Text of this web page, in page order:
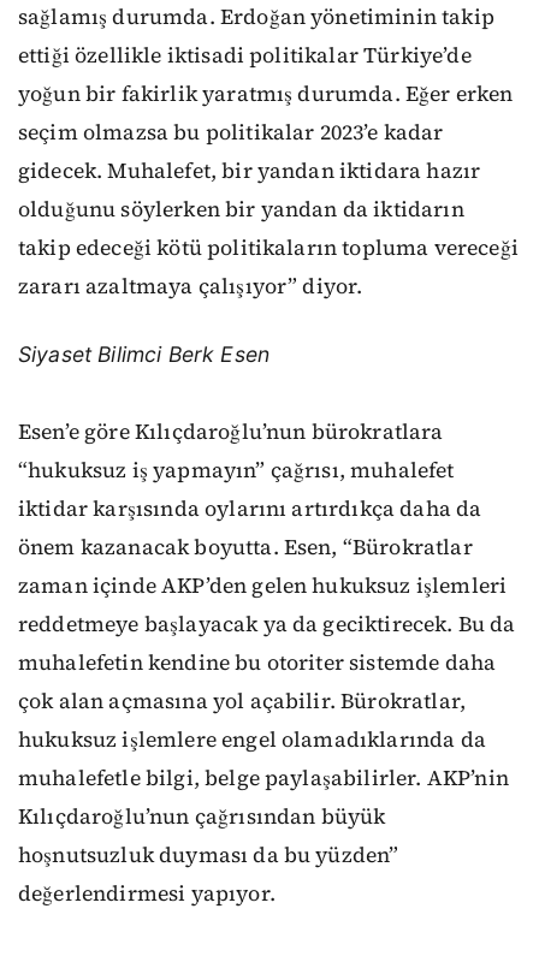
sağlamış durumda. Erdoğan yönetiminin takip
ettiği özellikle iktisadi politikalar Türkiye’de
yoğun bir fakirlik yaratmış durumda. Eğer erken
seçim olmazsa bu politikalar 2023’e kadar
gidecek. Muhalefet, bir yandan iktidara hazır
olduğunu söylerken bir yandan da iktidarın
takip edeceği kötü politikaların topluma vereceği
zararı azaltmaya çalışıyor” diyor.
Siyaset Bilimci Berk Esen
Esen’e göre Kılıçdaroğlu’nun bürokratlara
“hukuksuz iş yapmayın” çağrısı, muhalefet
iktidar karşısında oylarını artırdıkça daha da
önem kazanacak boyutta. Esen, “Bürokratlar
zaman içinde AKP’den gelen hukuksuz işlemleri
reddetmeye başlayacak ya da geciktirecek. Bu da
muhalefetin kendine bu otoriter sistemde daha
çok alan açmasına yol açabilir. Bürokratlar,
hukuksuz işlemlere engel olamadıklarında da
muhalefetle bilgi, belge paylaşabilirler. AKP’nin
Kılıçdaroğlu’nun çağrısından büyük
hoşnutsuzluk duyması da bu yüzden”
değerlendirmesi yapıyor.